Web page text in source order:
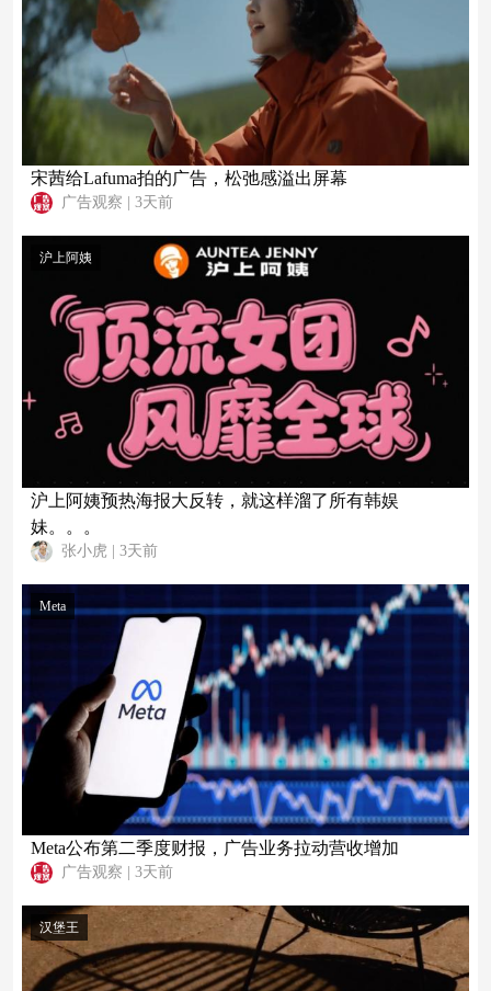
宋茜给Lafuma拍的广告，松弛感溢出屏幕
广告观察 3天前
沪上阿姨
沪上阿姨预热海报大反转，就这样溜了所有韩娱
妹。。。
张小虎 | 3天前
Meta
Meta公布第二季度财报，广告业务拉动营收增加
广告观察 3天前
汉堡王